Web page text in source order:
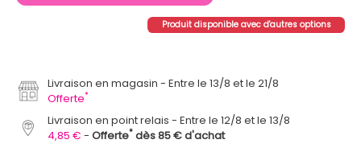
Produit disponible avec d'autres options
Livraison en magasin
Entre le 13/8 et le 21/8
Offerte*
Livraison en point relais
Entre le 12/8 et le 13/8
4,85 €
Offerte* dès 85 € d'achat